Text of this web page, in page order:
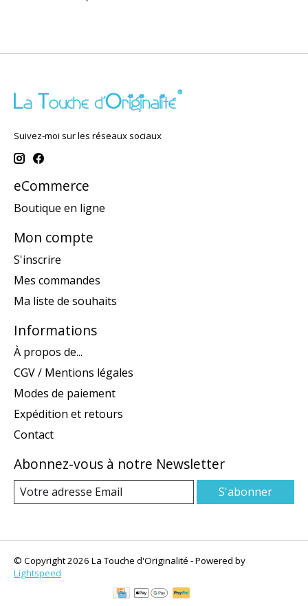
Suivez-moi sur les réseaux sociaux
eCommerce
Boutique en ligne
Mon compte
S'inscrire
Mes commandes
Ma liste de souhaits
Informations
À propos de...
CGV / Mentions légales
Modes de paiement
Expédition et retours
Contact
Abonnez-vous à notre Newsletter
S'abonner
© Copyright 2026 La Touche d'Originalité - Powered by
Lightspeed